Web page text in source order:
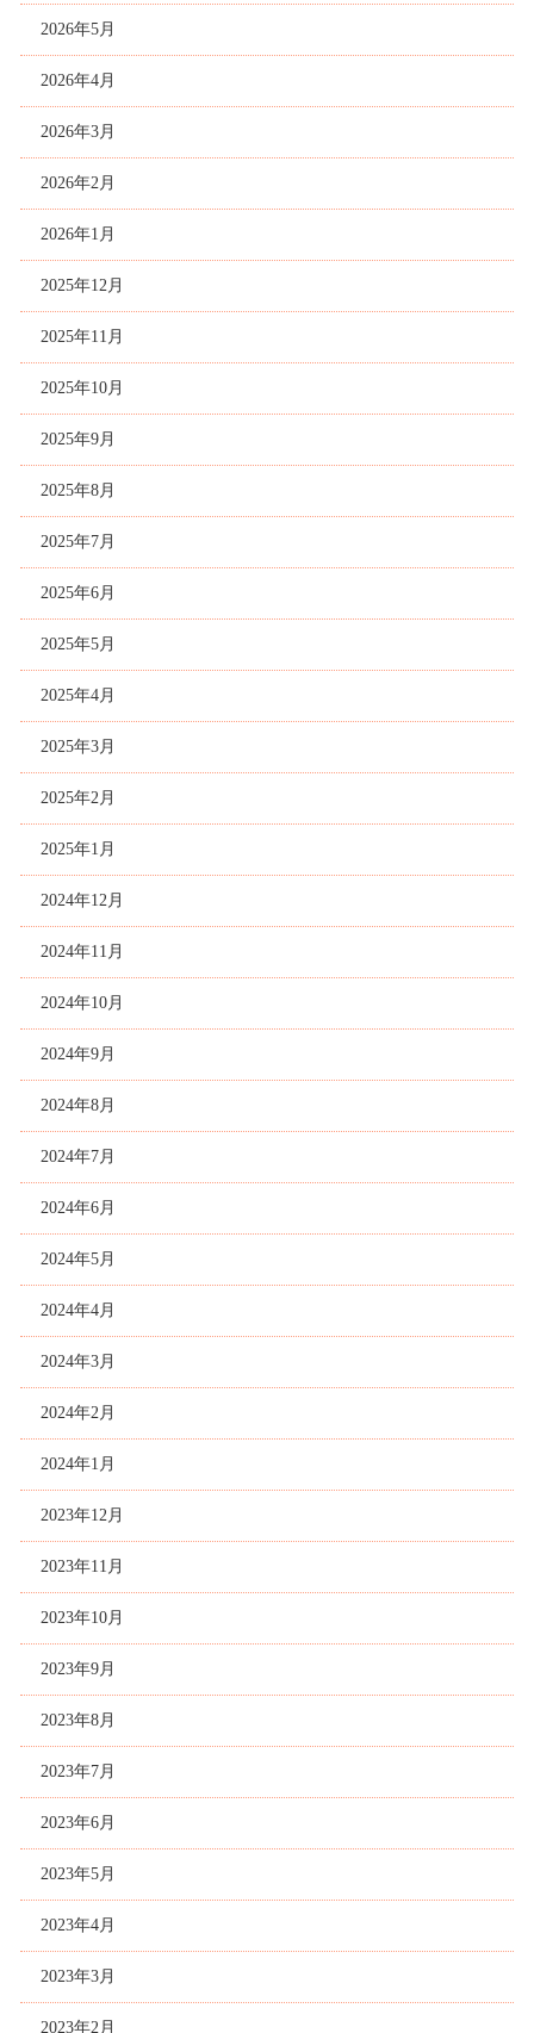
2026年5月
2026年4月
2026年3月
2026年2月
2026年1月
2025年12月
2025年11月
2025年10月
2025年9月
2025年8月
2025年7月
2025年6月
2025年5月
2025年4月
2025年3月
2025年2月
2025年1月
2024年12月
2024年11月
2024年10月
2024年9月
2024年8月
2024年7月
2024年6月
2024年5月
2024年4月
2024年3月
2024年2月
2024年1月
2023年12月
2023年11月
2023年10月
2023年9月
2023年8月
2023年7月
2023年6月
2023年5月
2023年4月
2023年3月
2023年2月